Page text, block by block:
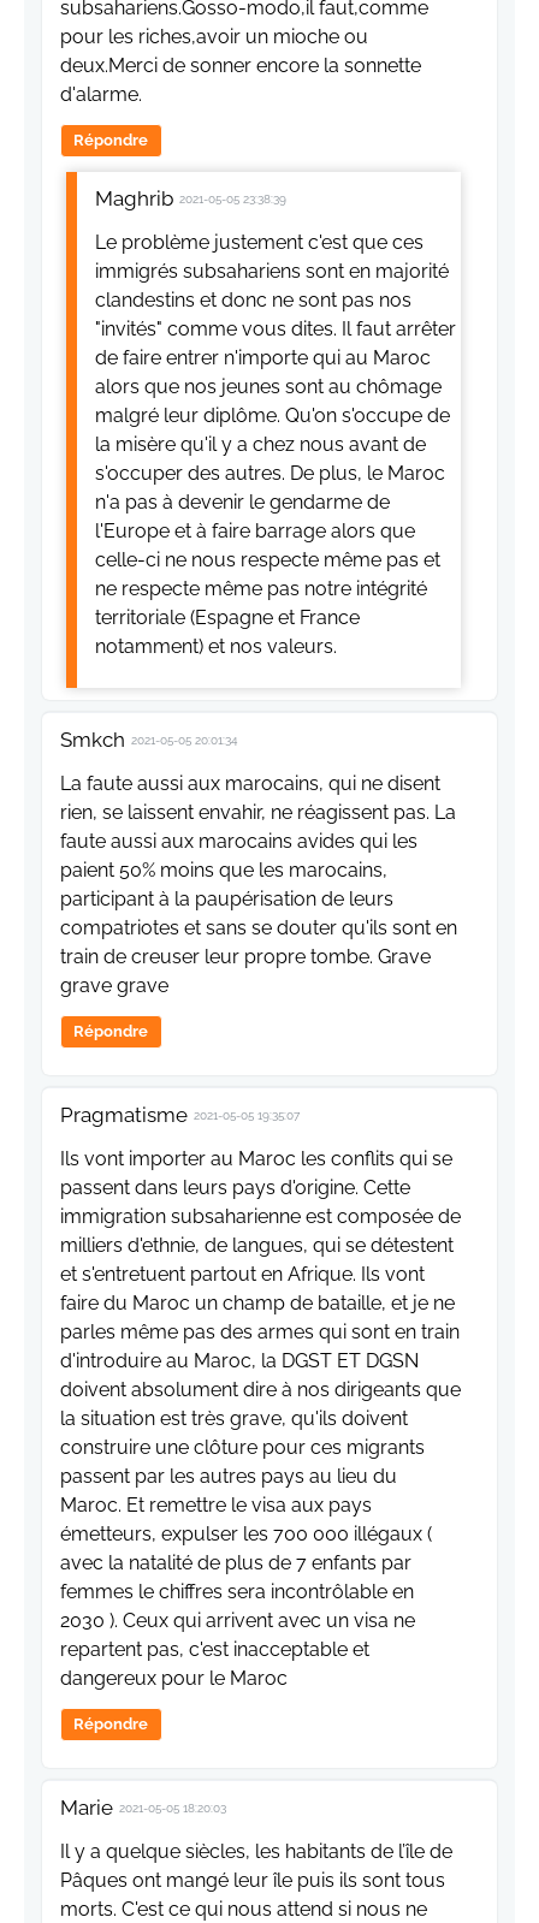
subsahariens.Gosso-modo,il faut,comme
pour les riches,avoir un mioche ou
deux.Merci de sonner encore la sonnette
d'alarme.
Répondre
Maghrib 2021-05-05 23:38:39
Le problème justement c'est que ces
immigrés subsahariens sont en majorité
clandestins et donc ne sont pas nos
"invités" comme vous dites. Il faut arrêter
de faire entrer n'importe qui au Maroc
alors que nos jeunes sont au chômage
malgré leur diplôme. Qu'on s'occupe de
la misère qu'il y a chez nous avant de
s'occuper des autres. De plus, le Maroc
n'a pas à devenir le gendarme de
l'Europe et à faire barrage alors que
celle-ci ne nous respecte même pas et
ne respecte même pas notre intégrité
territoriale (Espagne et France
notamment) et nos valeurs.
Smkch 2021-05-05 20:01:34
La faute aussi aux marocains, qui ne disent
rien, se laissent envahir, ne réagissent pas. La
faute aussi aux marocains avides qui les
paient 50% moins que les marocains,
participant à la paupérisation de leurs
compatriotes et sans se douter qu'ils sont en
train de creuser leur propre tombe. Grave
grave grave
Répondre
Pragmatisme 2021-05-05 19:35:07
Ils vont importer au Maroc les conflits qui se
passent dans leurs pays d'origine. Cette
immigration subsaharienne est composée de
milliers d'ethnie, de langues, qui se détestent
et s'entretuent partout en Afrique. Ils vont
faire du Maroc un champ de bataille, et je ne
parles même pas des armes qui sont en train
d'introduire au Maroc, la DGST ET DGSN
doivent absolument dire à nos dirigeants que
la situation est très grave, qu'ils doivent
construire une clôture pour ces migrants
passent par les autres pays au lieu du
Maroc. Et remettre le visa aux pays
émetteurs, expulser les 700 000 illégaux (
avec la natalité de plus de 7 enfants par
femmes le chiffres sera incontrôlable en
2030 ). Ceux qui arrivent avec un visa ne
repartent pas, c'est inacceptable et
dangereux pour le Maroc
Répondre
Marie 2021-05-05 18:20:03
Il y a quelque siècles, les habitants de l’île de
Pâques ont mangé leur île puis ils sont tous
morts. C'est ce qui nous attend si nous ne